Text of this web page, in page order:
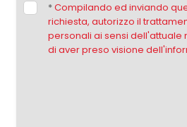
*Compilando ed inviando
richiesta, autorizzo il
personali ai sensi
di aver preso visione